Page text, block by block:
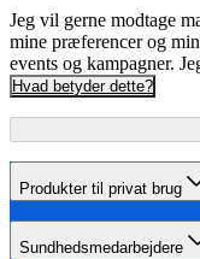
Jeg vil gerne modtage
mine præferencer og
events og kampagner.
Hvad betyder dette?
Produkter til privat brug
Sundhedsmedarbejdere